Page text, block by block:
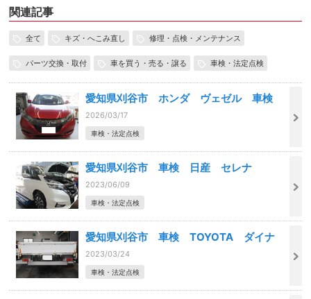
関連記事
全て キズ・へこみ直し 修理・点検・メンテナンス
パーツ交換・取付 車を買う・売る・譲る 車検・法定点検
愛知県刈谷市 ホンダ ヴェゼル 車検
2026/03/17
車検・法定点検
愛知県刈谷市 車検 日産 セレナ
2023/06/09
車検・法定点検
愛知県刈谷市 車検 TOYOTA ダイナ
2023/03/24
車検・法定点検